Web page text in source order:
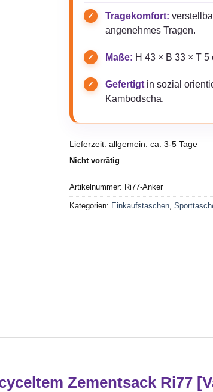
Tragekomfort:
angenehmes Tragen.
Maße: H 43 × B 33 × T 5
Gefertigtin sozial
Kambodscha.
Lieferzeit: allgemein: ca. 3-5 Tage
Nicht vorrätig
Artikelnummer: Ri77-Anker
Kategorien: Einkaufstaschen,
Zementsack Ri77